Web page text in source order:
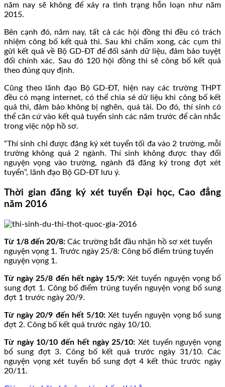
năm nay sẽ không để xảy ra tình trạng hỗn loạn như năm
2015.
Bên cạnh đó, năm nay, tất cả các hội đồng thi đều có trách
nhiệm công bố kết quả thi. Sau khi chấm xong, các cụm thi
gửi kết quả về Bộ GD-ĐT để đối sánh dữ liệu, đảm bảo tuyệt
đối chính xác. Sau đó 120 hội đồng thi sẽ công bố kết quả
theo đúng quy định.
Cũng theo lãnh đạo Bộ GD-ĐT, hiện nay các trường THPT
đều có mạng internet, có thể chia sẻ dữ liệu khi công bố kết
quả thi, đảm bảo không bị nghẽn, quá tải. Do đó, thí sinh có
thể căn cứ vào kết quả tuyển sinh các năm trước để cân nhắc
trong việc nộp hồ sơ.
“Thí sinh chỉ được đăng ký xét tuyển tối đa vào 2 trường, mỗi
trường không quá 2 ngành. Thí sinh không được thay đổi
nguyện vọng vào trường, ngành đã đăng ký trong đợt xét
tuyển”, lãnh đạo Bộ GD-ĐT lưu ý.
Thời gian đăng ký xét tuyển Đại học, Cao đẳng
năm 2016
Từ 1/8 đến 20/8: Các trường bắt đầu nhận hồ sơ xét tuyển
nguyện vọng 1. Trước ngày 25/8: Công bố điểm trúng tuyển
nguyện vọng 1.
Từ ngày 25/8 đến hết ngày 15/9: Xét tuyển nguyện vọng bổ
sung đợt 1. Công bố điểm trúng tuyển nguyện vọng bổ sung
đợt 1 trước ngày 20/9.
Từ ngày 20/9 đến hết 5/10:Xét tuyển nguyện vọng bổ sung
đợt 2. Công bố kết quả trước ngày 10/10.
Từ ngày 10/10 đến hết ngày 25/10: Xét tuyển nguyện vọng
bổ sung đợt 3. Công bố kết quả trước ngày 31/10. Các
nguyện vọng xét tuyển bổ sung đợt 4 kết thúc trước ngày
20/11.